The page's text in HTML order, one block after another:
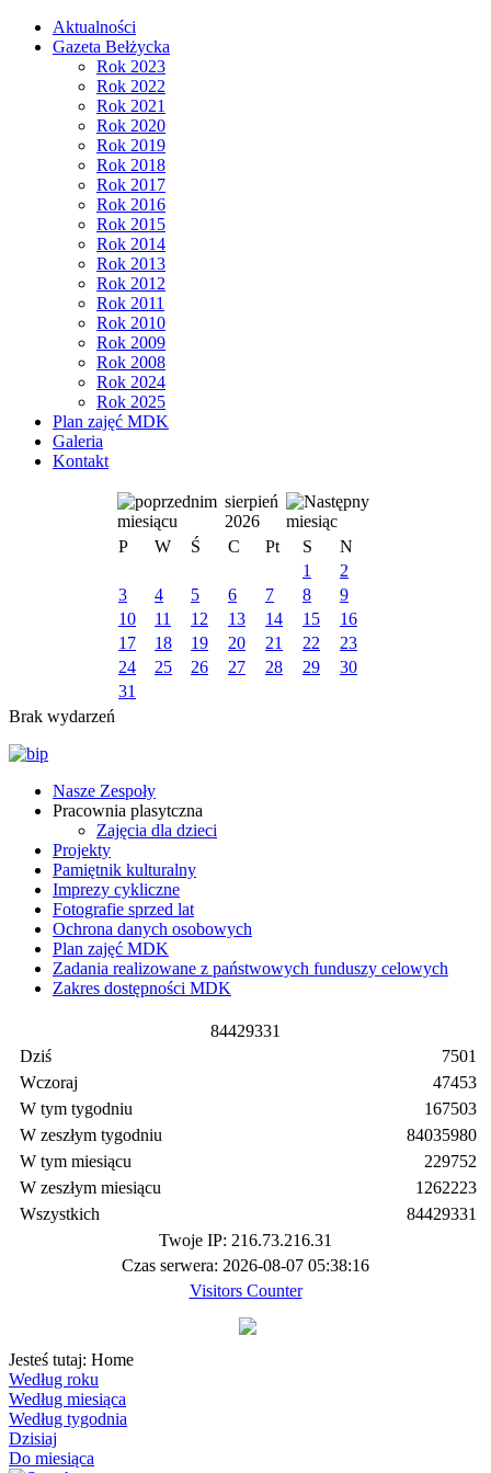
Aktualności
Gazeta Bełżycka
Rok 2023
Rok 2022
Rok 2021
Rok 2020
Rok 2019
Rok 2018
Rok 2017
Rok 2016
Rok 2015
Rok 2014
Rok 2013
Rok 2012
Rok 2011
Rok 2010
Rok 2009
Rok 2008
Rok 2024
Rok 2025
Plan zajęć MDK
Galeria
Kontakt
sierpień
2026
P
W Ś C Pt S
N
1
2
3
4 5 6 7 8
9
10
11 12 13 14 15
16
17
18 19 20 21 22
23
24
25 26 27 28 29
30
31
Brak wydarzeń
Nasze Zespoły
Pracownia plasytczna
Zajęcia dla dzieci
Projekty
Pamiętnik kulturalny
Imprezy cykliczne
Fotografie sprzed lat
Ochrona danych osobowych
Plan zajęć MDK
Zadania realizowane z państwowych funduszy celowych
Zakres dostępności MDK
84429331
Dziś
Wczoraj
W tym tygodniu
W zeszłym tygodniu
W tym miesiącu
W zeszłym miesiącu
Wszystkich
7501
47453
167503
84035980
229752
1262223
84429331
Twoje IP: 216.73.216.31
Czas serwera: 2026-08-07 05:38:16
Visitors Counter
Jesteś tutaj: Home
Według roku
Według miesiąca
Według tygodnia
Dzisiaj
Do miesiąca